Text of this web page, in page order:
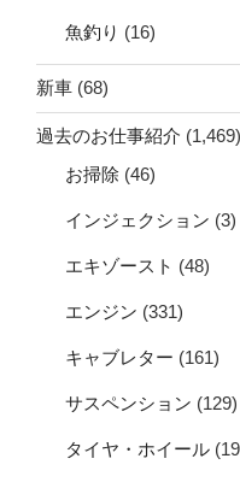
魚釣り (16)
新車 (68)
過去のお仕事紹介 (1,469)
お掃除 (46)
インジェクション (3)
エキゾースト (48)
エンジン (331)
キャブレター (161)
サスペンション (129)
タイヤ・ホイール